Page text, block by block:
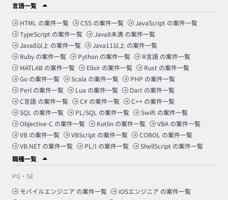
言語一覧
HTML の案件一覧 CSS の案件一覧 JavaScript の案件一覧
TypeScript の案件一覧 Java8未満 の案件一覧
Java8以上 の案件一覧 Java11以上 の案件一覧
Ruby の案件一覧 Python の案件一覧 R言語 の案件一覧
MATLAB の案件一覧 Elixir の案件一覧 Rust の案件一覧
Go の案件一覧 Scala の案件一覧 PHP の案件一覧
Perl の案件一覧 Lua の案件一覧 Dart の案件一覧
C言語 の案件一覧 C# の案件一覧 C++ の案件一覧
SQL の案件一覧 PL/SQL の案件一覧 Swift の案件一覧
Objective-C の案件一覧 Kotlin の案件一覧 VBA の案件一覧
VB の案件一覧 VBScript の案件一覧 COBOL の案件一覧
VB.NET の案件一覧 PL/I の案件一覧 ShellScript の案件一覧
職種一覧
PG・SE
モバイルエンジニア の案件一覧 iOSエンジニア の案件一覧